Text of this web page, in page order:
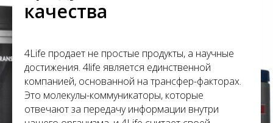
качества
4Life продает не простые продукты, а научные
достижения. 4life является единственной
компанией, основанной на трансфер-факторах.
Это молекулы-коммуникаторы, которые
отвечают за передачу информации внутри